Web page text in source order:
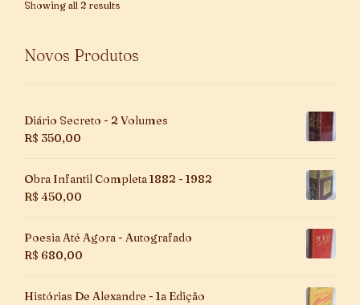
Showing all 2 results
Novos Produtos
Diário Secreto - 2 Volumes
R$ 350,00
Obra Infantil Completa 1882 - 1982
R$ 450,00
Poesia Até Agora - Autografado
R$ 680,00
Histórias De Alexandre - 1a Edição